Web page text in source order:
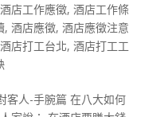
酒店工作應徵, 酒店工作條
, 酒店應徵, 酒店應徵注意
酒店打工台北, 酒店打工工
客人-手腕篇 在八大如何